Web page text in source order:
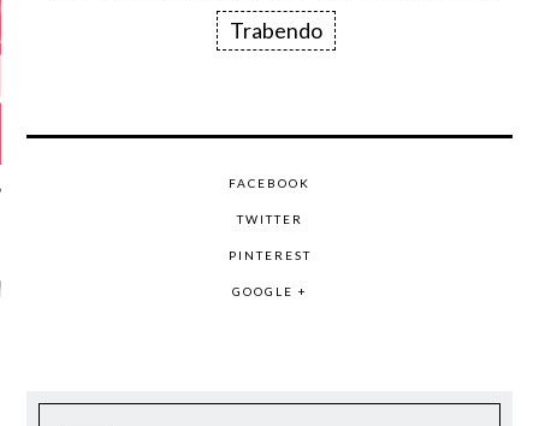
ANNIVERSAIRE
Trabendo
FACEBOOK
TWITTER
PINTEREST
GOOGLE +